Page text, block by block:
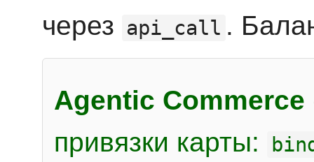
через api_call .
Agentic Commerce
привязки карты: